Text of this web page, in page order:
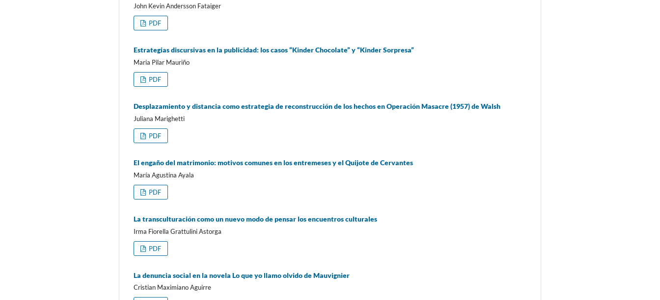
John Kevin Andersson Fataiger
PDF
Estrategias discursivas en la publicidad: los casos “Kinder Chocolate” y “Kinder Sorpresa”
Maria Pilar Mauriño
PDF
Desplazamiento y distancia como estrategia de reconstrucción de los hechos en Operación Masacre (1957) de Walsh
Juliana Marighetti
PDF
El engaño del matrimonio: motivos comunes en los entremeses y el Quijote de Cervantes
María Agustina Ayala
PDF
La transculturación como un nuevo modo de pensar los encuentros culturales
Irma Fiorella Grattulini Astorga
PDF
La denuncia social en la novela Lo que yo llamo olvido de Mauvignier
Cristian Maximiano Aguirre